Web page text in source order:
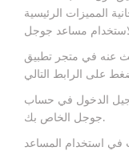
المميزات الرئيسية
عنه في متجر تطبيق
الدخول في حساب
جوجل الخاص بك.
في استخدام المساعد